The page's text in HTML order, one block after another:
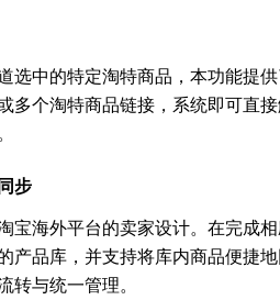
选中的特定淘特商品，本功能提
多个淘特商品链接，系统即可直
步
宝海外平台的卖家设计。在完成
产品库，并支持将库内商品便捷
与统一管理。